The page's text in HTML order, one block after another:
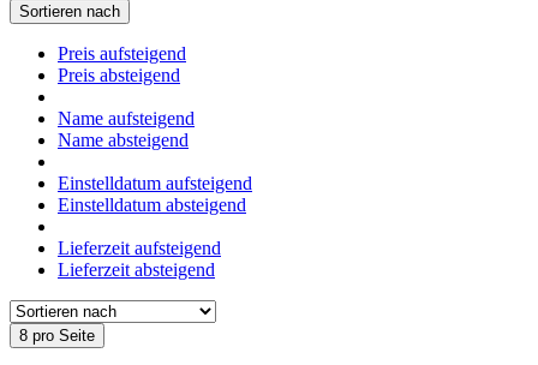
Sortieren nach
Preis aufsteigend
Preis absteigend
Name aufsteigend
Name absteigend
Einstelldatum aufsteigend
Einstelldatum absteigend
Lieferzeit aufsteigend
Lieferzeit absteigend
8 pro Seite